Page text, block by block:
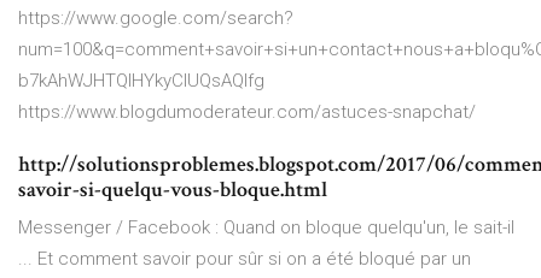
https://www.google.com/search?
b7kAhWJHTQIHYkyCIUQsAQIfg
https://www.blogdumoderateur.com/astuces-snapchat/
http://solutionsproblemes.blogspot.com/2017/06/
savoir-si-quelqu-vous-bloque.html
Messenger / Facebook : Quand on bloque quelqu'un, le sait-il
... Et comment savoir pour sûr si on a été bloqué par un